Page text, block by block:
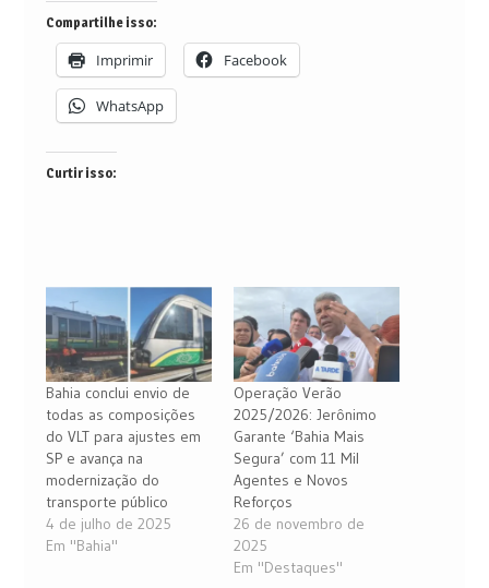
Compartilhe isso:
Imprimir Facebook
WhatsApp
Curtir isso:
Bahia conclui envio de
todas as composições
do VLT para ajustes em
SP e avança na
modernização do
transporte público
4 de julho de 2025
Em "Bahia"
Operação Verão
2025/2026: Jerônimo
Garante ‘Bahia Mais
Segura’ com 11 Mil
Agentes e Novos
Reforços
26 de novembro de
2025
Em "Destaques"